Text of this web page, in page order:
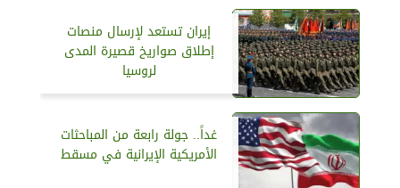
إيران تستعد لإرسال منصات
إطلاق صواريخ قصيرة المدى
لروسيا
غداً.. جولة رابعة من المباحثات
الأمريكية الإيرانية في مسقط